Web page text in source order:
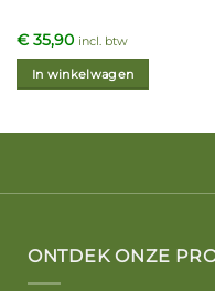
€35,90 incl. btw
In winkelwagen
ONTDEK ONZE